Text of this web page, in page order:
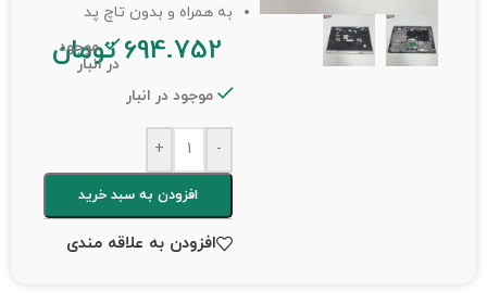
به همراه و بدون تاچ پد
694.752 تومان
موجود
در انبار
موجود در انبار
-
+
افزودن به سبد خرید
افزودن به علاقه مندی